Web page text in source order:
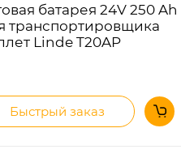
батарея 24V 250 Ah
транспортировщика
Linde T20AP
Быстрый заказ